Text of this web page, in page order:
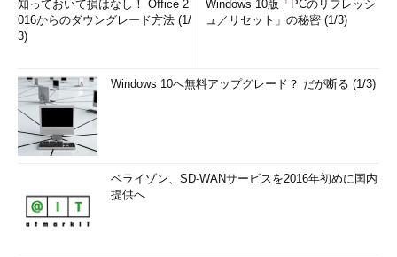
知っておいて損はなし！ Office 2
016からのダウングレード方法 (1/
3)
Windows 10版「PCのリフレッシ
ュ／リセット」の秘密 (1/3)
Windows 10へ無料アップグレード？ だが断る (1/3)
ベライゾン、SD-WANサービスを2016年初めに国内
提供へ